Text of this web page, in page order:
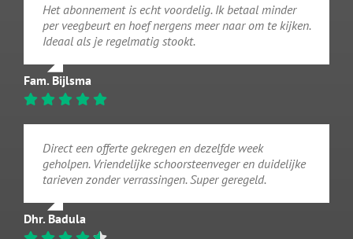
Het abonnement is echt voordelig. Ik betaal minder
per veegbeurt en hoef nergens meer naar om te kijken.
Ideaal als je regelmatig stookt.
Fam. Bijlsma
Direct een offerte gekregen en dezelfde week
geholpen. Vriendelijke schoorsteenveger en duidelijke
tarieven zonder verrassingen. Super geregeld.
Dhr. Badula